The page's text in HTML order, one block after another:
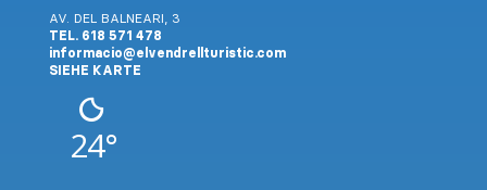
AV. DEL BALNEARI, 3
TEL. 618 571 478
informacio@elvendrellturistic.com
SIEHE KARTE
24°